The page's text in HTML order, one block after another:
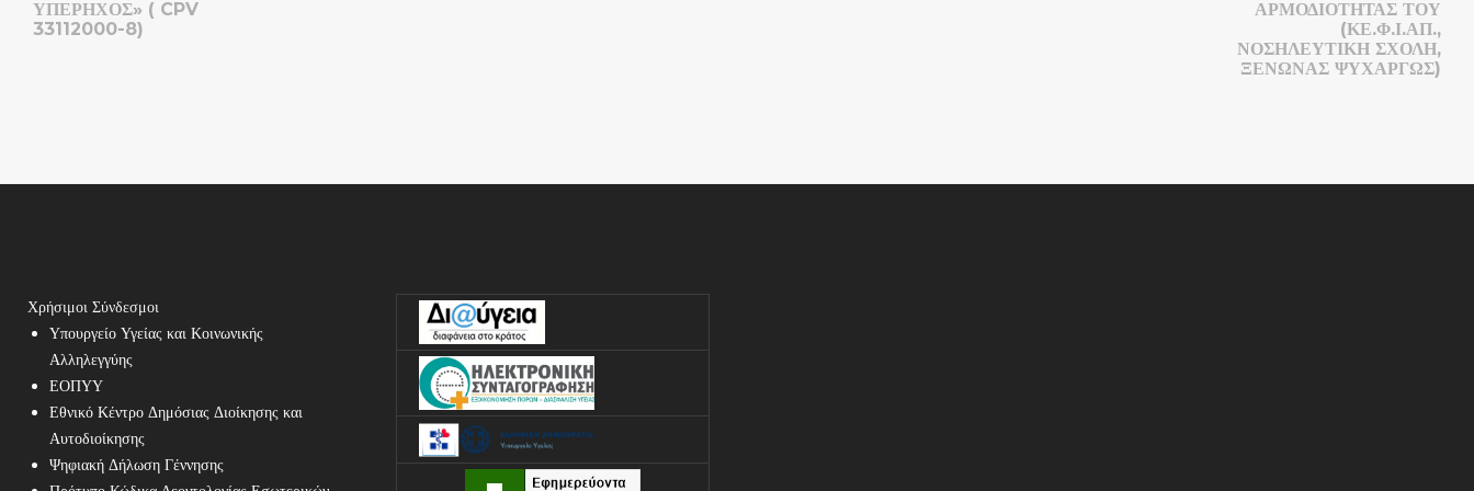
ΥΠΕΡΗΧΟΣ» ( CPV
33112000-8)
ΑΡΜΟΔΙΟΤΗΤΑΣ ΤΟΥ
(ΚΕ.Φ.Ι.ΑΠ.,
ΝΟΣΗΛΕΥΤΙΚΗ ΣΧΟΛΗ,
ΞΕΝΩΝΑΣ ΨΥΧΑΡΓΩΣ)
Χρήσιμοι Σύνδεσμοι
Υπουργείο Υγείας και Κοινωνικής
Αλληλεγγύης
ΕΟΠΥΥ
Εθνικό Κέντρο Δημόσιας Διοίκησης και
Αυτοδιοίκησης
Ψηφιακή Δήλωση Γέννησης